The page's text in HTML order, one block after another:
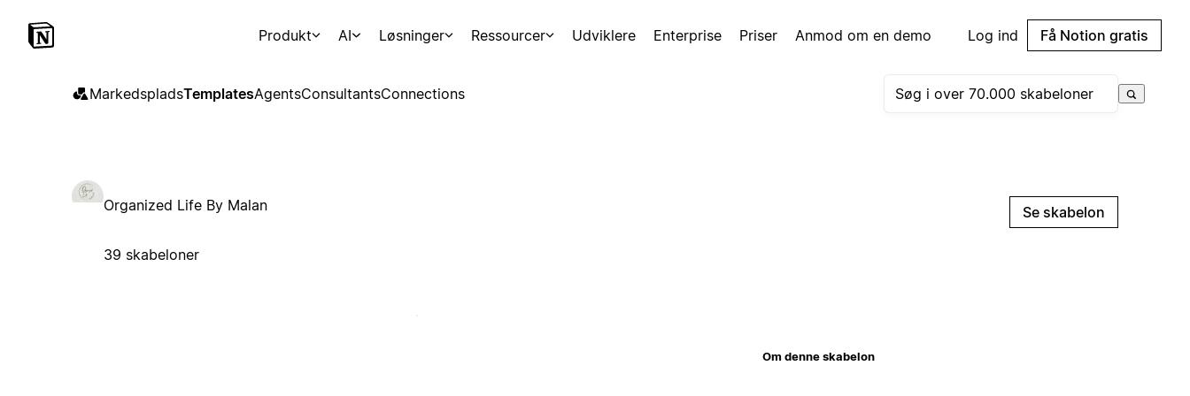
Produkt AI Løsninger Ressourcer Udviklere Enterprise Priser Anmod om en demo Log ind Få Notion gratis
MarkedspladsTemplatesAgentsConsultantsConnections
Organized Life By Malan
39 skabeloner
Se skabelon
Om denne skabelon